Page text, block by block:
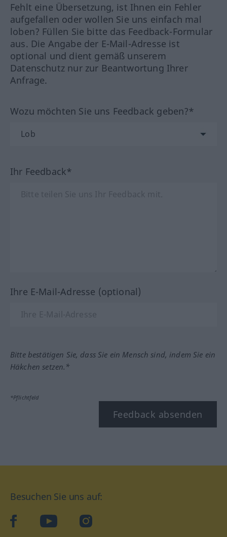
Fehlt eine Übersetzung, ist Ihnen ein Fehler
aufgefallen oder wollen Sie uns einfach mal
loben? Füllen Sie bitte das Feedback-Formular
aus. Die Angabe der E-Mail-Adresse ist
optional und dient gemäß unserem
Datenschutz nur zur Beantwortung Ihrer
Anfrage.
Wozu möchten Sie uns Feedback geben?*
Ihr Feedback*
Ihre E-Mail-Adresse (optional)
Bitte bestätigen Sie, dass Sie ein Mensch sind, indem Sie ein
Häkchen setzen.*
*Pflichtfeld
Feedback absenden
Besuchen Sie uns auf:
facebookYouTube Instagram